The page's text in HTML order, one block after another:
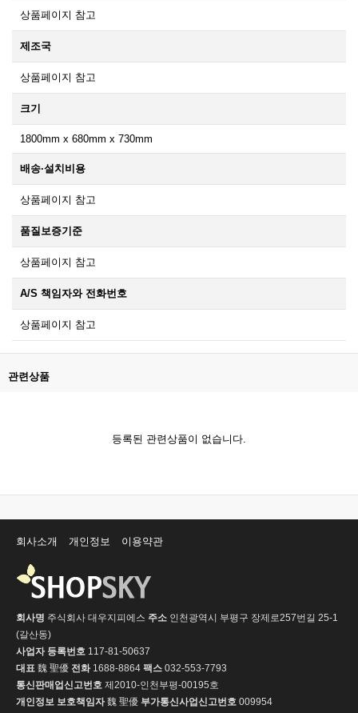
상품페이지 참고
제조국
상품페이지 참고
크기
1800mm x 680mm x 730mm
배송·설치비용
상품페이지 참고
품질보증기준
상품페이지 참고
A/S 책임자와 전화번호
상품페이지 참고
관련상품
등록된 관련상품이 없습니다.
회사소개 개인정보 이용약관
회사명 주식회사 대우지피에스 주소 인천광역시 부평구 장제로257번길 25-1
(갈산동)
사업자 등록번호 117-81-50637
대표 魏 聖優 전화1688-8864 팩스 032-553-7793
통신판매업신고번호 제2010-인천부평-00195호
개인정보 보호책임자魏 聖優 부가통신사업신고번호 009954